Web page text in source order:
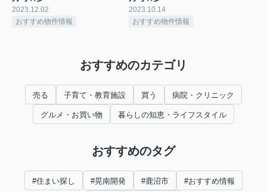
2023.12.02
おすすめ物件情報
2023.10.14
おすすめ物件情報
おすすめのカテゴリ
売る 子育て・教育施設 買う 病院・クリニック
グルメ・お買い物 暮らしの知恵・ライフスタイル
おすすめのタグ
#住まい探し #晃南開発 #鹿沼市 #おすすめ情報